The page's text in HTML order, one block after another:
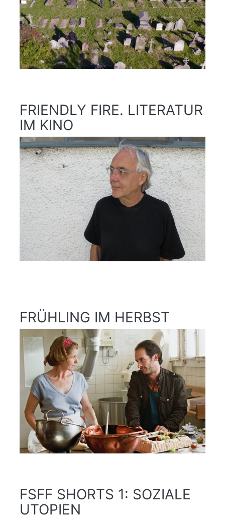
FRIENDLY FIRE. LITERATUR
IM KINO
FRÜHLING IM HERBST
FSFF SHORTS 1: SOZIALE
UTOPIEN